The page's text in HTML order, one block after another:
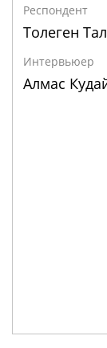
Респондент
Толеген
Интервьюер
Алмас